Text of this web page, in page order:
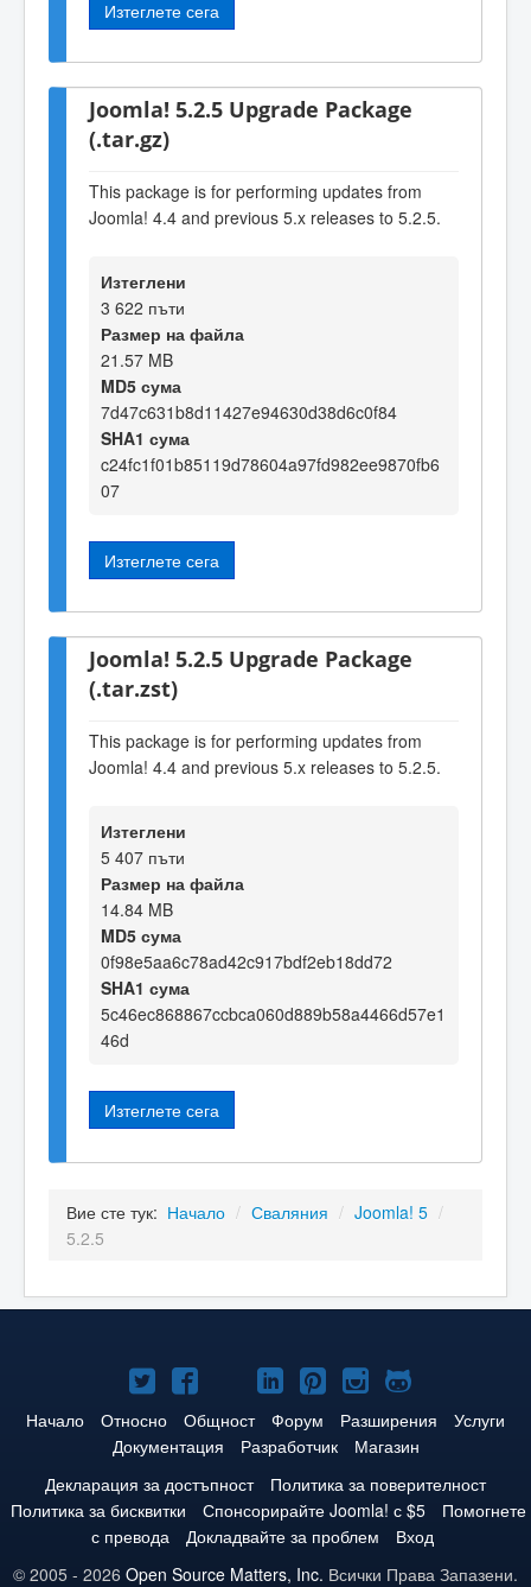
Изтеглете сега
Joomla! 5.2.5 Upgrade Package
(.tar.gz)
This package is for performing updates from
Joomla! 4.4 and previous 5.x releases to 5.2.5.
Изтеглени
3 622 пъти
Размер на файла
21.57 MB
MD5 сума
7d47c631b8d11427e94630d38d6c0f84
SHA1 сума
c24fc1f01b85119d78604a97fd982ee9870fb6
07
Изтеглете сега
Joomla! 5.2.5 Upgrade Package
(.tar.zst)
This package is for performing updates from
Joomla! 4.4 and previous 5.x releases to 5.2.5.
Изтеглени
5 407 пъти
Размер на файла
14.84 MB
MD5 сума
0f98e5aa6c78ad42c917bdf2eb18dd72
SHA1 сума
5c46ec868867ccbca060d889b58a4466d57e1
46d
Изтеглете сега
Вие сте тук: Начало / Сваляния / Joomla! 5 /
5.2.5
Joomla!
в
Twitter
Joomla!
във
Facebook
Joomla!
в
YouTube
Joomla!
в
LinkedIn
Joomla!
в
Pinterest
Joomla!
в
Instagram
Joomla!
в
GitHub
Начало Относно Общност Форум Разширения
Услуги
Документация
Разработчик
Магазин
Декларация за достъпност
Политика за поверителност
Политика за бисквитки
Спонсорирайте Joomla! с $5
Помогнете
с превода
Докладвайте за проблем
Вход
© 2005 - 2026 Open Source Matters, Inc. Всички Права Запазени.